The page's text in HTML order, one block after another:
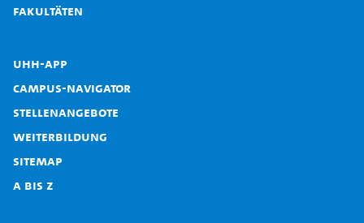
Fakultäten
UHH-App
Campus-Navigator
Stellenangebote
Weiterbildung
Sitemap
A bis Z